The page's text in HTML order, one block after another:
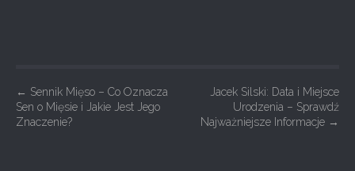
P
o
← Sennik Mięso – Co Oznacza
Sen o Mięsie i Jakie Jest Jego
Znaczenie?
Jacek Silski: Data i Miejsce
Urodzenia – Sprawdź
Najważniejsze Informacje →